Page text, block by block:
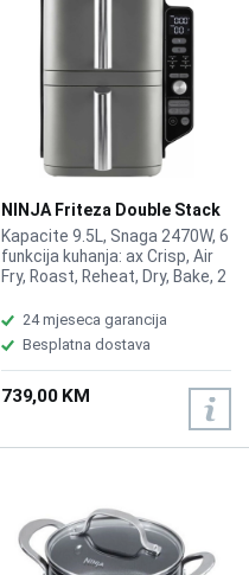
NINJA Friteza Double Stack
XL SL400EU
Kapacite 9.5L, Snaga 2470W, 6
funkcija kuhanja: ax Crisp, Air
Fry, Roast, Reheat, Dry, Bake, 2
Vertikalni dizajn, Tehnologija
za kuhanje na 4 nivoa,
Nezavisno kontrolisani
pretinci, Kontrola temperature,
Izolacija hladnog zida (za
sigurnu upotrebu), Dimenzije:
24 mjeseca garancija
Besplatna dostava
739,00 KM